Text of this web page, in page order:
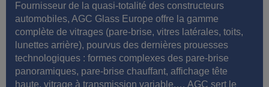
Fournisseur de la quasi-totalité des constructeurs
automobiles, AGC Glass Europe offre la gamme
complète de vitrages (pare-brise, vitres latérales, toits,
lunettes arrière), pourvus des dernières prouesses
technologiques : formes complexes des pare-brise
panoramiques, pare-brise chauffant, affichage tête
haute, vitrage à transmission variable,… AGC sert le